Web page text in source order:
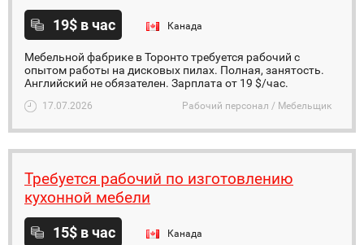
19$ в час Канада
Мебельной фабрике в Торонто требуется рабочий с
опытом работы на дисковых пилах. Полная, занятость.
Английский не обязателен. Зарплата от 19 $/час.
17.07.2026 Рабочий персонал / Мебельщик
Требуется рабочий по изготовлению
кухонной мебели
15$ в час Канада